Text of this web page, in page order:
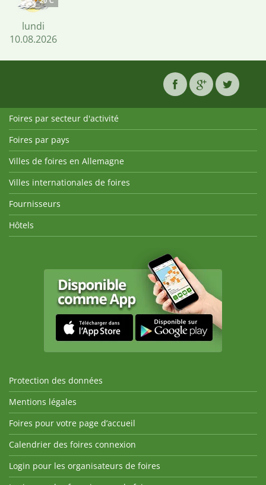
lundi
10.08.2026
Foires par secteur d'activité
Foires par pays
Villes de foires en Allemagne
Villes internationales de foires
Fournisseurs
Hôtels
Protection des données
Mentions légales
Foires pour votre page d’accueil
Calendrier des foires connexion
Login pour les organisateurs de foires